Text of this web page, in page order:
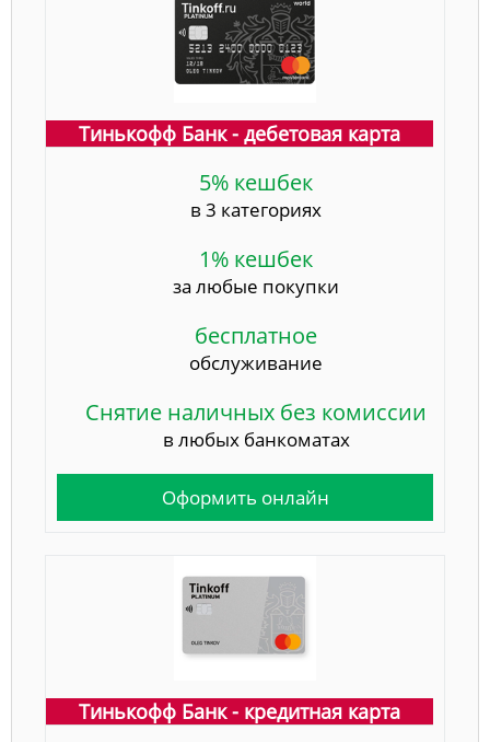
Тинькофф Банк - дебетовая карта
5% кешбек
в 3 категориях
1% кешбек
за любые покупки
бесплатное
обслуживание
Снятие наличных без комиссии
в любых банкоматах
Оформить онлайн
Тинькофф Банк - кредитная карта